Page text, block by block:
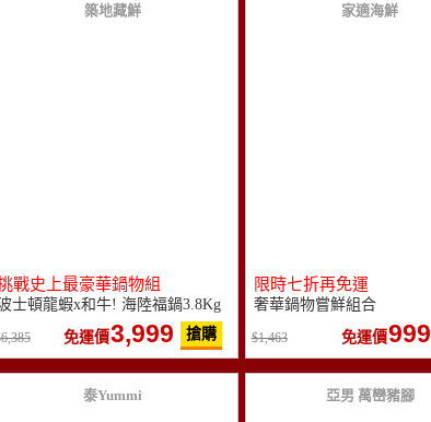
築地藏鮮
戰史上最豪華鍋物組
士頓龍蝦x和牛! 海陸福鍋3.8Kg
6,385 免運價3,999 搶購
家適海鮮
限時七折再免運
奢華鍋物嘗鮮組合
1,463 免運價999
泰Yummi 亞男 萬巒豬腳